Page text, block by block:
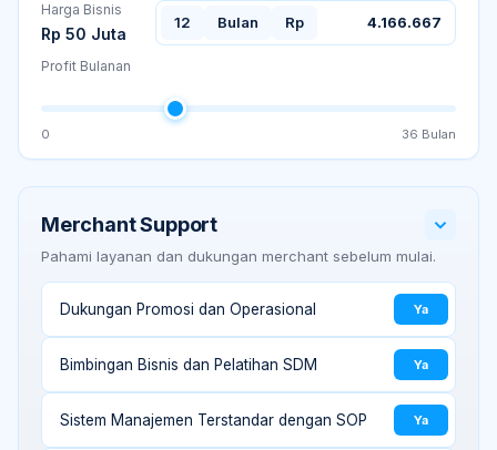
Harga Bisnis
Rp 50 Juta
Profit Bulanan
12 Bulan Rp 4.166.667
0 36 Bulan
Merchant Support
Pahami layanan dan dukungan merchant sebelum mulai.
Dukungan Promosi dan Operasional Ya
Bimbingan Bisnis dan Pelatihan SDM Ya
Sistem Manajemen Terstandar dengan SOP Ya